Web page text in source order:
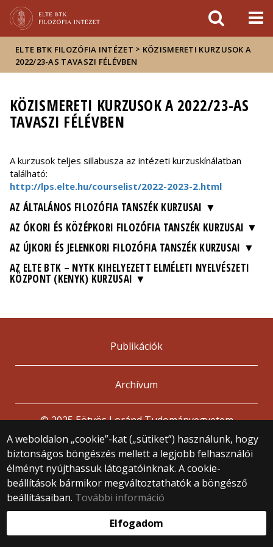
sajtóban
ELTE BTK FILOZÓFIA INTÉZET > KÖZISMERETI KURZUSOK A
2022/23-AS TAVASZI FÉLÉVBEN
KÖZISMERETI KURZUSOK A 2022/23-AS
TAVASZI FÉLÉVBEN
A kurzusok teljes sillabusza az intézeti kurzuskínálatban
található:
http://lps.elte.hu/courselist/2022-2023-2.html
AZ ÁLTALÁNOS FILOZÓFIA TANSZÉK KURZUSAI
AZ ÓKORI ÉS KÖZÉPKORI FILOZÓFIA TANSZÉK KURZUSAI
AZ ÚJKORI ÉS JELENKORI FILOZÓFIA TANSZÉK KURZUSAI
AZ ELTE BTK – NYTK KIHELYEZETT ELMÉLETI NYELVÉSZETI
KÖZPONT (KENYK) KURZUSAI
A weboldalon „cookie”-kat („sütiket”) használunk, hogy
biztonságos böngészés mellett a legjobb felhasználói
élményt nyújthassuk látogatóinknak. A cookie-
beállítások bármikor megváltoztathatók a böngésző
beállításaiban. További információ
Elfogadom
Publikációk
Archívum
© 2025 Eötvös Loránd Tudományegyetem
Minden jog fenntartva.
1053 Budapest, Egyetem tér 1–3.
Központi telefonszám: +36 1 411 6500
Webfejlesztés: